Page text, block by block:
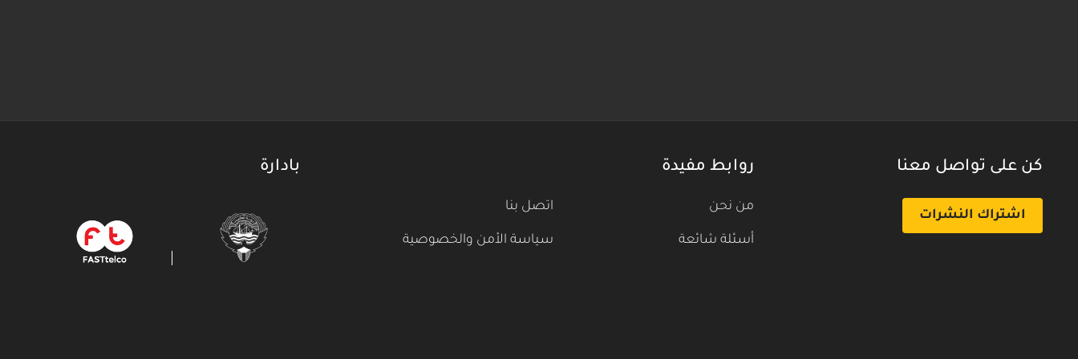
كن على تواصل معنا
اشتراك النشرات
روابط مفيدة
من نحن
أسئلة شائعة
اتصل بنا
سياسة الأمن والخصوصية
بادارة